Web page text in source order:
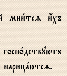
и4хъ
нарицaютсz.